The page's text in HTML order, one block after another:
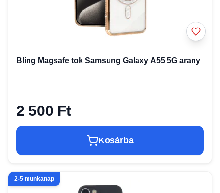
Bling Magsafe tok Samsung Galaxy A55 5G arany
2 500 Ft
Kosárba
2-5 munkanap